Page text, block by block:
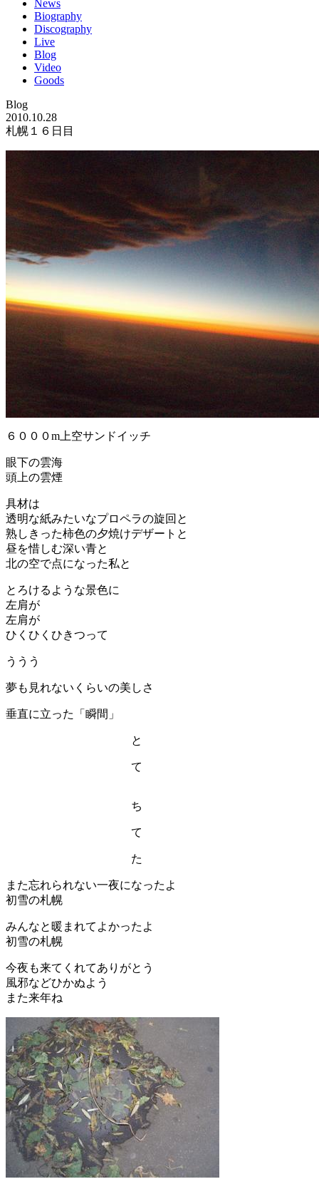
News
Biography
Discography
Live
Blog
Video
Goods
Blog
2010.10.28
札幌１６日目
６０００m上空サンドイッチ
眼下の雲海
頭上の雲煙
具材は
透明な紙みたいなプロペラの旋回と
熟しきった柿色の夕焼けデザートと
昼を惜しむ深い青と
北の空で点になった私と
とろけるような景色に
左肩が
左肩が
ひくひくひきつって
ううう
夢も見れないくらいの美しさ
垂直に立った「瞬間」
と
て
ち
て
た
また忘れられない一夜になったよ
初雪の札幌
みんなと暖まれてよかったよ
初雪の札幌
今夜も来てくれてありがとう
風邪などひかぬよう
また来年ね